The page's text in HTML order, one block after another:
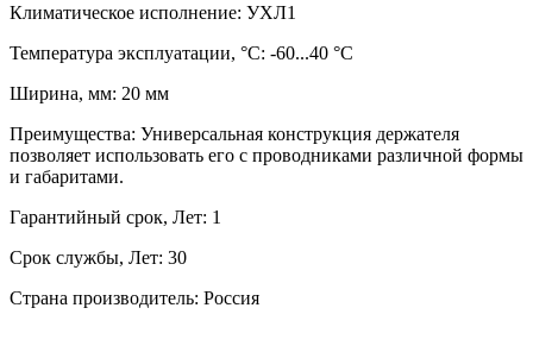
Климатическое исполнение: УХЛ1
Температура эксплуатации, °C: -60...40 °C
Ширина, мм: 20 мм
Преимущества: Универсальная конструкция держателя
позволяет использовать его с проводниками различной формы
и габаритами.
Гарантийный срок, Лет: 1
Срок службы, Лет: 30
Страна производитель: Россия